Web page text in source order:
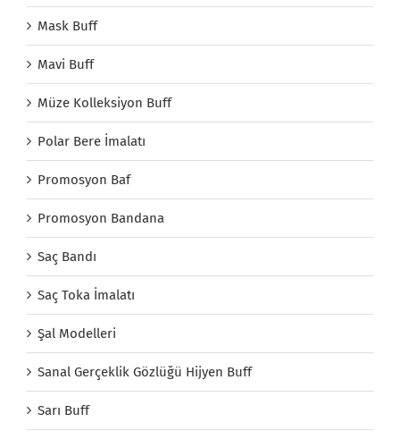
Mask Buff
Mavi Buff
Müze Kolleksiyon Buff
Polar Bere İmalatı
Promosyon Baf
Promosyon Bandana
Saç Bandı
Saç Toka İmalatı
Şal Modelleri
Sanal Gerçeklik Gözlüğü Hijyen Buff
Sarı Buff